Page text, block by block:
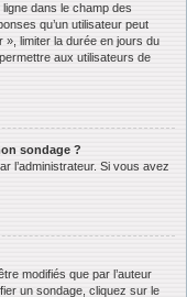
dans le champ des
qu’un utilisateur peut
», limiter la durée en jours du
aux utilisateurs de
sondage ?
l’administrateur. Si vous avez
modifiés que par l’auteur
un sondage, cliquez sur le